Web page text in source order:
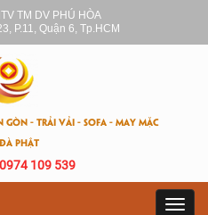
TM DV PHÚ HÒA
P.11, Quận 6, Tp.HCM
GÒN - TRẢI VẢI - SOFA - MAY MẶC
PHẬT
0974 109 539